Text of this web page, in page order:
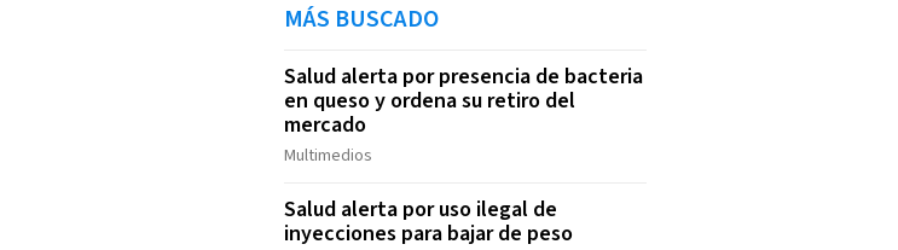
MÁS BUSCADO
Salud alerta por presencia de bacteria
en queso y ordena su retiro del
mercado
Multimedios
Salud alerta por uso ilegal de
inyecciones para bajar de peso